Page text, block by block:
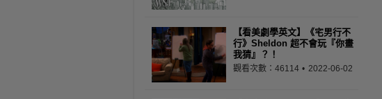
【看美劇學英文】《宅男行不
行》Sheldon 超不會玩『你畫
我猜』？！
觀看次數：46114 2022-06-02